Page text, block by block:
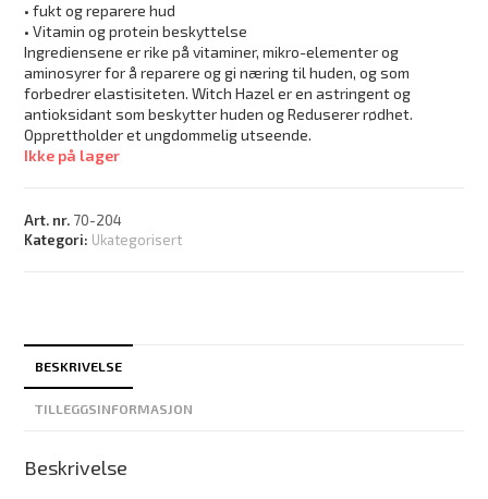
• fukt og reparere hud
• Vitamin og protein beskyttelse
Ingrediensene er rike på vitaminer, mikro-elementer og
aminosyrer for å reparere og gi næring til huden, og som
forbedrer elastisiteten. Witch Hazel er en astringent og
antioksidant som beskytter huden og Reduserer rødhet.
Opprettholder et ungdommelig utseende.
Ikke på lager
Art. nr. 70-204
Kategori: Ukategorisert
BESKRIVELSE
TILLEGGSINFORMASJON
Beskrivelse